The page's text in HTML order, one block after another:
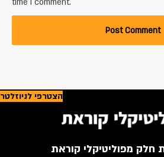
הצטרפי לניוזלטר